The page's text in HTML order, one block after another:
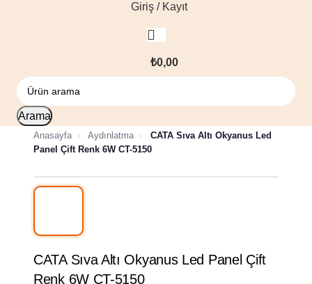
Giriş / Kayıt
₺0,00
Arama
Anasayfa › Aydınlatma ›
CATA Sıva Altı Okyanus Led
Panel Çift Renk 6W CT-5150
CATA Sıva Altı Okyanus Led Panel Çift
Renk 6W CT-5150